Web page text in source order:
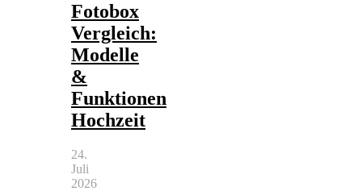
Fotobox
Vergleich:
Modelle
&
Funktionen
Hochzeit
24.
Juli
2026